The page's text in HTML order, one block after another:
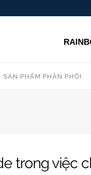
SẢN PHẨM PHÂN PHỐI
trong việc